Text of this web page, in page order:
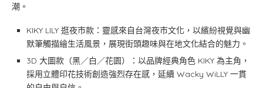
潮。
KIKY LILY 逛夜市款：靈感來自台灣夜市文化，以繽紛視覺與幽
默筆觸描繪生活風景，展現街頭趣味與在地文化結合的魅力。
3D 大圖款（黑／白／花園）：以品牌經典角色 KIKY 為主角，
採用立體印花技術創造強烈存在感，延續 Wacky WiLLY 一貫